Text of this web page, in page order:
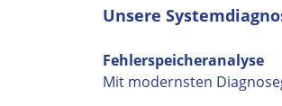
Unsere
Fehlerspeicheranalyse
Mit modernsten